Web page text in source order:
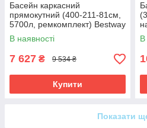
Басейн каркасний
прямокутний (400-211-81см,
5700л, ремкомплект) Bestway
56405 Синій
В наявності
7 627 ₴ 9 534 ₴
Купити
В
Показати